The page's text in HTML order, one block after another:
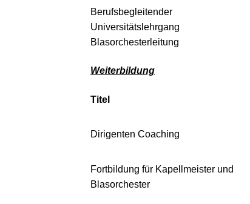
Berufsbegleitender
Universitätslehrgang
Blasorchesterleitung
Weiterbildung
Titel
Dirigenten Coaching
Fortbildung für Kapellmeister und
Blasorchester